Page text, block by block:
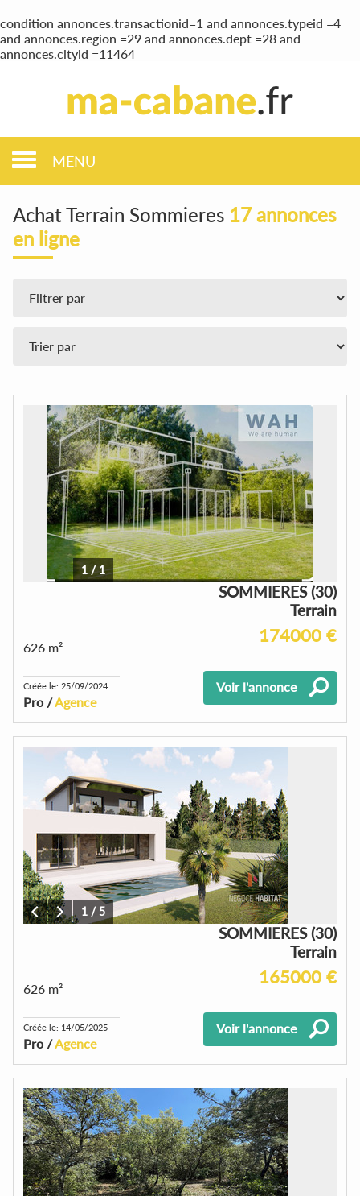
condition annonces.transactionid=1 and annonces.typeid =4
and annonces.region =29 and annonces.dept =28 and
annonces.cityid =11464
MENU
Achat Terrain Sommieres 17 annonces
en ligne
1/1
SOMMIERES (30)
Terrain
174000 €
626 m²
Créée le: 25/09/2024
Pro /Agence
Voir l'annonce
1 / 5
SOMMIERES (30)
Terrain
165000 €
626 m²
Créée le: 14/05/2025
Pro /Agence
Voir l'annonce